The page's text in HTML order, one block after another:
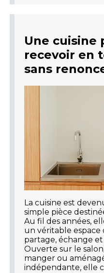
Une cuisine
recevoir en
sans
La cuisine est
simple pièce
Au fil des années,
un véritable espace
partage, échange
Ouverte sur le
manger ou
indépendante, elle